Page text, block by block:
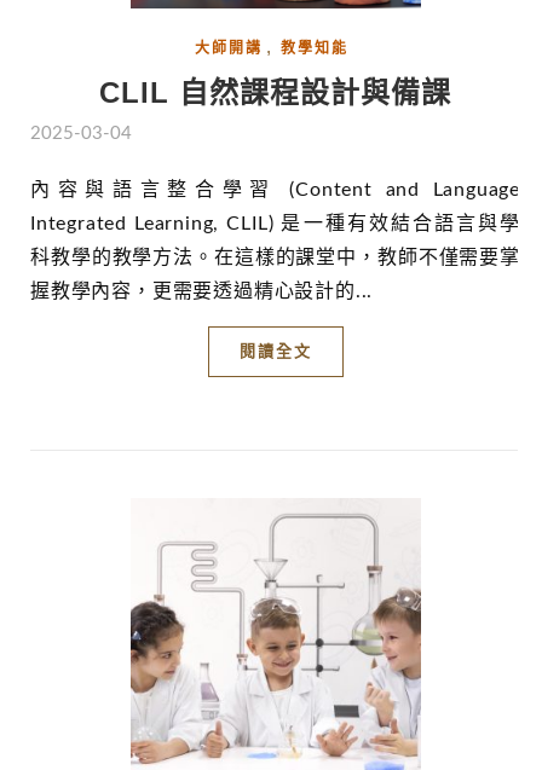
大師開講 , 教學知能
CLIL 自然課程設計與備課
2025-03-04
內容與語言整合學習 (Content and Language
Integrated Learning, CLIL) 是一種有效結合語言與學
科教學的教學方法。在這樣的課堂中，教師不僅需要掌
握教學內容，更需要透過精心設計的...
閱讀全文